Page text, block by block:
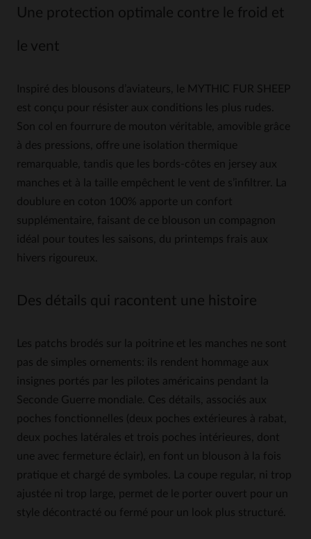
Une protection optimale contre le froid et
le vent
Inspiré des blousons d’aviateurs, le MYTHIC FUR SHEEP
est conçu pour résister aux conditions les plus rudes.
Son col en fourrure de mouton véritable, amovible grâce
à des pressions, offre une isolation thermique
remarquable, tandis que les bords-côtes en jersey aux
manches et à la taille empêchent le vent de s’infiltrer. La
doublure en coton 100% apporte un confort
supplémentaire, faisant de ce blouson un compagnon
idéal pour toutes les saisons, du printemps frais aux
hivers rigoureux.
Des détails qui racontent une histoire
Les patchs brodés sur la poitrine et les manches ne sont
pas de simples ornements: ils rendent hommage aux
insignes portés par les pilotes américains pendant la
Seconde Guerre mondiale. Ces détails, associés aux
poches fonctionnelles (deux poches extérieures à rabat,
deux poches latérales et trois poches intérieures, dont
une avec fermeture éclair), en font un blouson à la fois
pratique et chargé de symboles. La coupe regular, ni trop
ajustée ni trop large, permet de le porter ouvert pour un
style décontracté ou fermé pour un look plus structuré.